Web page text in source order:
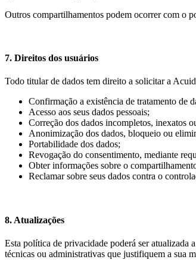
Outros compartilhamentos podem ocorrer com o
7. Direitos dos usuários
Todo titular de dados tem direito a solicitar a
Confirmação a existência de tratamento de
Acesso aos seus dados pessoais;
Correção dos dados incompletos, inexatos
Anonimização dos dados, bloqueio ou
Portabilidade dos dados;
Revogação do consentimento, mediante
Obter informações sobre o
Reclamar sobre seus dados contra o
8. Atualizações
Esta política de privacidade poderá ser atualizada
técnicas ou administrativas que justifiquem a sua